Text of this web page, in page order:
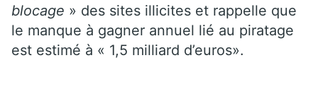
blocage » des sites illicites et rappelle que
le manque à gagner annuel lié au piratage
est estimé à « 1,5 milliard d’euros».